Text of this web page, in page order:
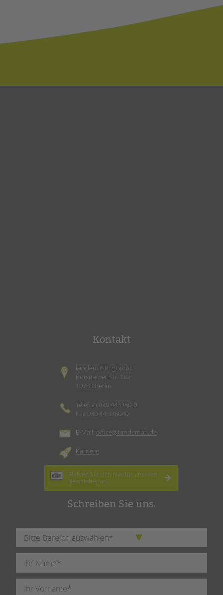
Kontakt
tandem BTL gGmbH
Potsdamer Str. 182
10783 Berlin
Telefon 030 443360-0
Fax 030 44 336040
E-Mail: office@tandembtl.de
Karriere
Melden Sie sich hier für unseren
Newsletter an.
Schreiben Sie uns.